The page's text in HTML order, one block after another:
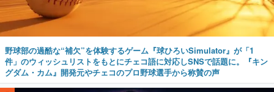
野球部の過酷な“補欠”を体験するゲーム『球ひろいSimulator』が「1
件」のウィッシュリストをもとにチェコ語に対応しSNSで話題に。『キン
グダム・カム』開発元やチェコのプロ野球選手から称賛の声